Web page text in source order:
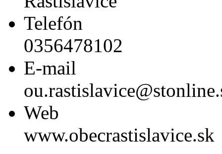
Telefón
0356478102
E-mail
Web
www.obecrastislavice.sk